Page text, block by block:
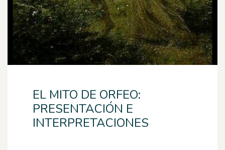
EL MITO DE ORFEO:
PRESENTACIÓN E
INTERPRETACIONES